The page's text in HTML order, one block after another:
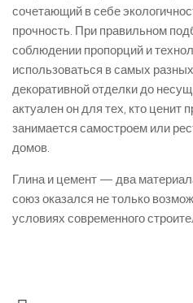
сочетающий в себе
прочность. При правильном
соблюдении пропорций и
использоваться в самых
декоративной отделки до
актуален он для тех, кто ценит
занимается самостроем или
домов.
Глина и цемент — два
союз оказался не только
условиях современного